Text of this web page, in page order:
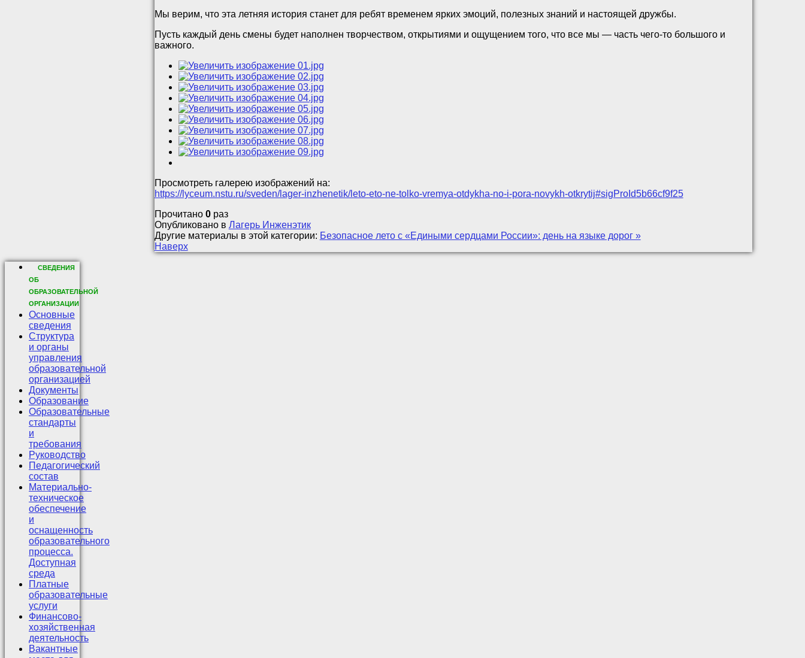
Мы верим, что эта летняя история станет для ребят временем ярких эмоций, полезных знаний и настоящей дружбы.
Пусть каждый день смены будет наполнен творчеством, открытиями и ощущением того, что все мы — часть чего-то большого и
важного.
Просмотреть галерею изображений на:
https://lyceum.nstu.ru/sveden/lager-inzhenetik/leto-eto-ne-tolko-vremya-otdykha-no-i-pora-novykh-otkrytij#sigProId5b66cf9f25
Прочитано 0раз
Опубликовано в Лагерь Инженэтик
Другие материалы в этой категории: Безопасное лето с «Едиными сердцами России»: день на языке дорог »
Наверх
СВЕДЕНИЯ
ОБ
ОБРАЗОВАТЕЛЬНОЙ
ОРГАНИЗАЦИИ
Основные
сведения
Структура
и органы
управления
образовательной
организацией
Документы
Образование
Образовательные
стандарты
и
требования
Руководство
Педагогический
состав
Материально-
техническое
обеспечение
и
оснащенность
образовательного
процесса.
Доступная
среда
Платные
образовательные
услуги
Финансово-
хозяйственная
деятельность
Вакантные